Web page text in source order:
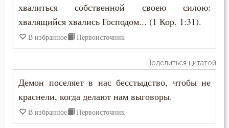
Болезнь
Борьба
Будущее
Вера
Григорий Великий (Двоеслов)
Григорий Нисский
Григорий Синаит
Григорий Чудотворец
хвалиться собственной своею силою:
хвалящийся хвались Господом... (1 Кор. 1:31).
В избранное Первоисточник
Поделиться цитатой
Демон поселяет в нас бесстыдство, чтобы не
краснели, когда делают нам выговоры.
В избранное Первоисточник